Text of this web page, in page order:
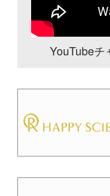
YouTubeチ